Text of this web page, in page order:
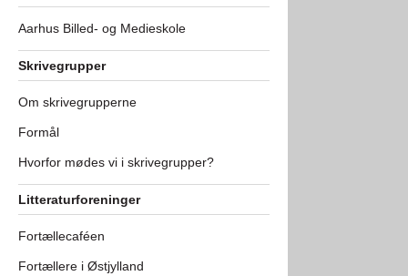
Aarhus Billed- og Medieskole
Skrivegrupper
Om skrivegrupperne
Formål
Hvorfor mødes vi i skrivegrupper?
Litteraturforeninger
Fortællecaféen
Fortællere i Østjylland